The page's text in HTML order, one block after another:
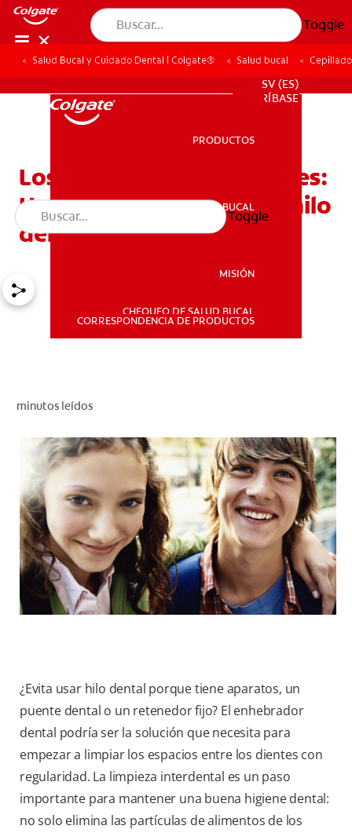
Toggle
SALUD BUCAL
PROMOCIONES
SV (ES)
SUSCRÍBASE
SV (ES)
SUSCRÍBASE
PRODUCTOS
SALUD BUCAL
MISIÓN
CHEQUEO DE SALUD BUCAL
CORRESPONDENCIA DE PRODUCTOS
Toggle
Salud Bucal y Cuidado Dental | Colgate® Salud bucal
Los enhebradores dentales:
Haga más fácil el uso de hilo
dental
minutos leídos
¿Evita usar hilo dental porque tiene aparatos, un
puente dental o un retenedor fijo? El enhebrador
dental podría ser la solución que necesita para
empezar a limpiar los espacios entre los dientes con
regularidad. La limpieza interdental es un paso
importante para mantener una buena higiene dental:
no solo elimina las partículas de alimentos de los